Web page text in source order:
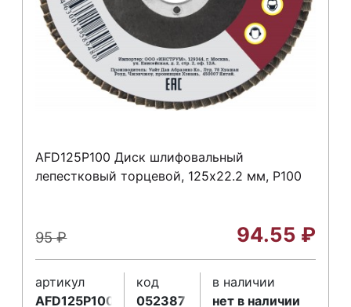
AFD125P100 Диск шлифовальный
лепестковый торцевой, 125х22.2 мм, Р100
95₽ 94.55 ₽
артикул
AFD125P100
код
052387
в наличии
нет в наличии